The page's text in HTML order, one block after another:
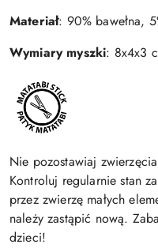
Materiał: 90% bawełna,
Wymiary myszki: 8x4x3
Nie pozostawiaj
Kontroluj regularnie stan
przez zwierzę małych
należy zastąpić nową.
dzieci!